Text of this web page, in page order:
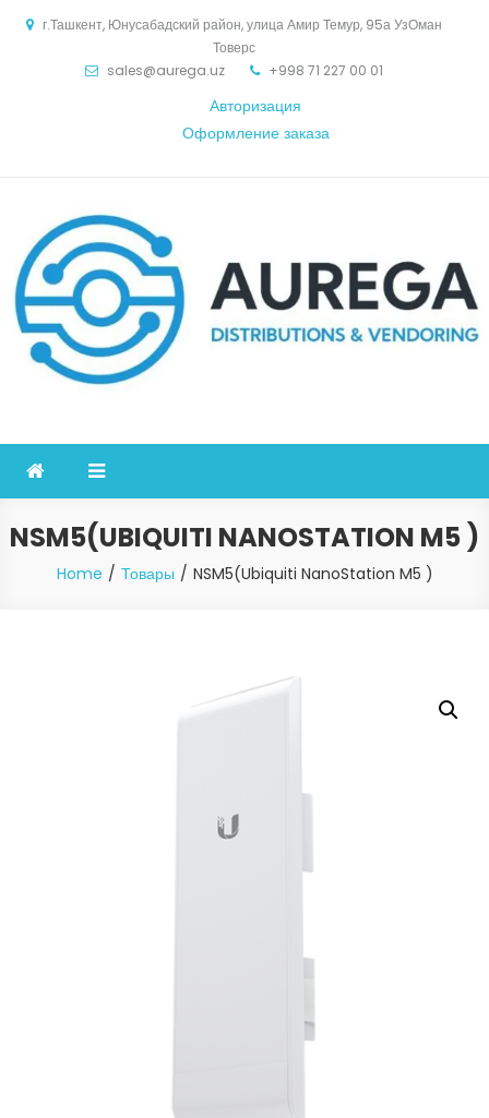
г.Ташкент, Юнусабадский район, улица Амир Темур, 95а УзОман
Товерс
sales@aurega.uz
+998 71 227 00 01
Авторизация
Оформление заказа
NSM5(UBIQUITI NANOSTATION M5 )
Home Товары NSM5(Ubiquiti NanoStation M5 )